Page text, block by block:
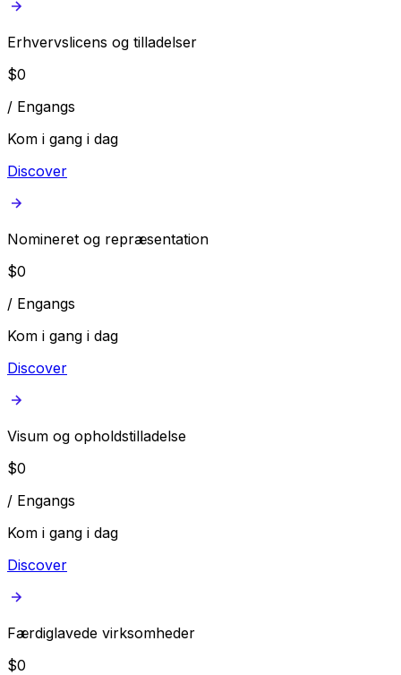
Erhvervslicens og tilladelser
$0
/ Engangs
Kom i gang i dag
Discover
Nomineret og repræsentation
$0
/ Engangs
Kom i gang i dag
Discover
Visum og opholdstilladelse
$0
/ Engangs
Kom i gang i dag
Discover
Færdiglavede virksomheder
$0